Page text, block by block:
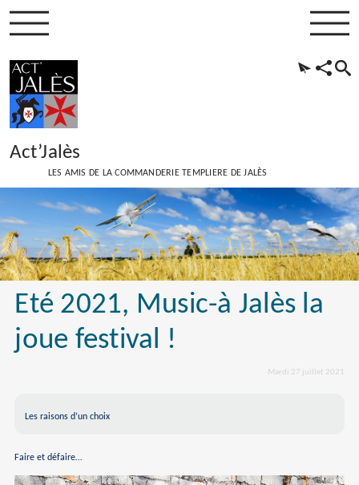
Act’Jalès
LES AMIS DE LA COMMANDERIE TEMPLIERE DE JALÈS
Eté 2021, Music-à Jalès la
joue festival !
Mardi 27 juillet 2021
Les raisons d’un choix
Faire et défaire…